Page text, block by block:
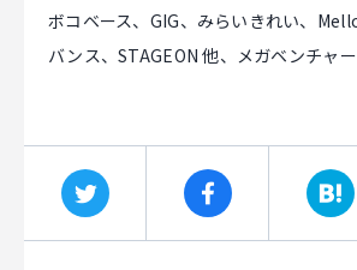
ボコベース、GIG、みらいきれい、
バンス、STAGEON 他、メガベンチャー